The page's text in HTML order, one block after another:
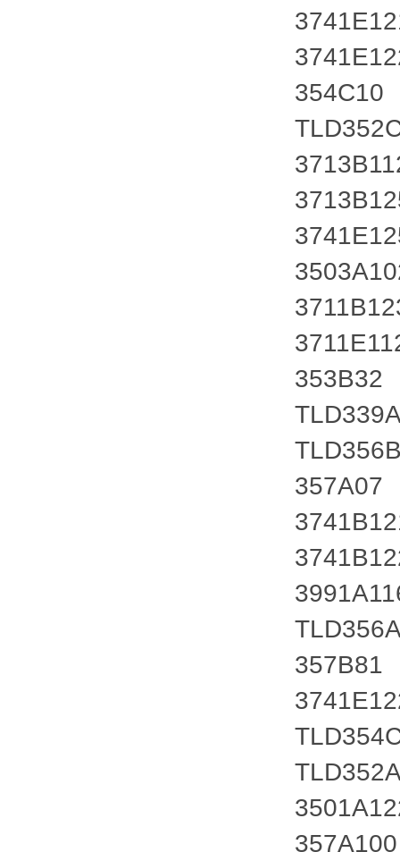
354C10
353B32
357A07
357B81
357A100